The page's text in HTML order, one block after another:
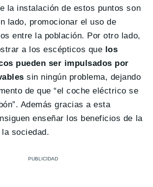
la instalación de estos puntos son
lado, promocionar el uso de
entre la población. Por otro lado,
a los escépticos que los
pueden ser impulsados por
sin ningún problema, dejando
de que “el coche eléctrico se
Además gracias a esta
enseñar los beneficios de la
sociedad.